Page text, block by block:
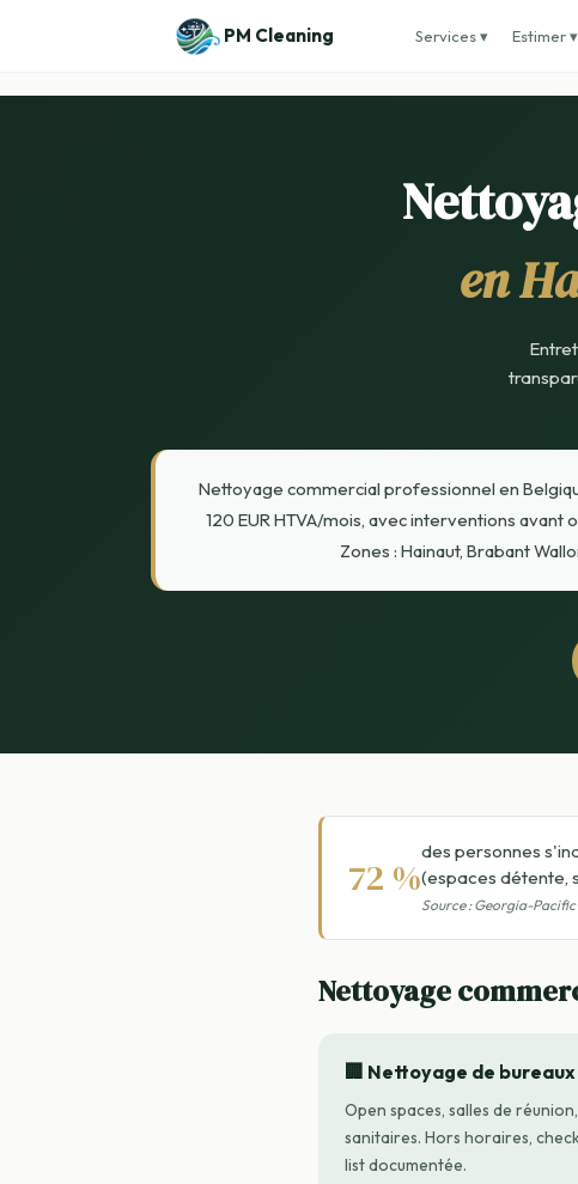
PM Cleaning Services ▾ Estimer ▾
en
Nettoyage commercial professionnel en
120 EUR HTVA/mois, avec interventions
Zones : Hainaut, Brabant
72 %
des personnes
(espaces détente,
Source : Georgia-
Nettoyage
🏢 Nettoyage de bureaux
Open spaces, salles de réunion,
sanitaires. Hors horaires,
list documentée.